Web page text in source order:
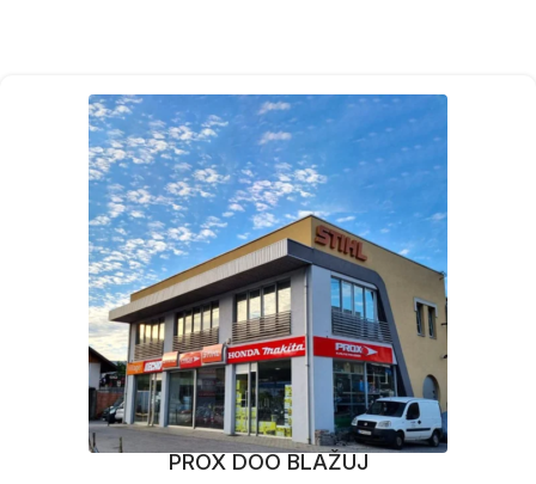
PROX DOO BLAŽUJ